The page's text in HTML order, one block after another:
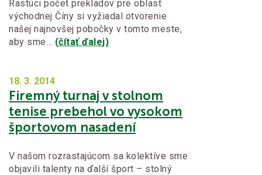
Rastúci počet prekladov pre oblasť
východnej Číny si vyžiadal otvorenie
našej najnovšej pobočky v tomto meste,
aby sme… (čítať ďalej)
18. 3. 2014
Firemný turnaj v stolnom
tenise prebehol vo vysokom
športovom nasadení
V našom rozrastajúcom sa kolektíve sme
objavili talenty na ďalší šport – stolný